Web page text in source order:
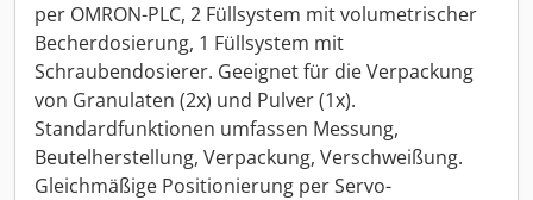
per OMRON-PLC, 2 Füllsystem mit volumetrischer
Becherdosierung, 1 Füllsystem mit
Schraubendosierer. Geeignet für die Verpackung
von Granulaten (2x) und Pulver (1x).
Standardfunktionen umfassen Messung,
Beutelherstellung, Verpackung, Verschweißung.
Gleichmäßige Positionierung per Servo-